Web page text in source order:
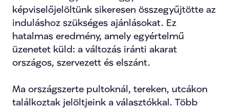
képviselőjelöltünk sikeresen összegyűjtötte az
induláshoz szükséges ajánlásokat. Ez
hatalmas eredmény, amely egyértelmű
üzenetet küld: a változás iránti akarat
országos, szervezett és elszánt.
Ma országszerte pultoknál, tereken, utcákon
találkoztak jelöltjeink a választókkal. Több